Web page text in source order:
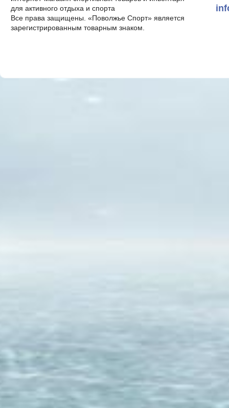
для активного отдыха и спорта
Все права защищены. «Поволжье Спорт» является
зарегистрированным товарным знаком.